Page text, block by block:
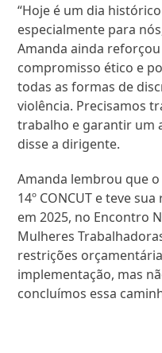
“Hoje é um dia
especialmente para
Amanda ainda
compromisso ético e
todas as formas de
violência. Precisamos
trabalho e garantir um
disse a dirigente.
Amanda lembrou que
14º CONCUT e teve
em 2025, no Encontro
Mulheres
restrições
implementação, mas
concluímos essa